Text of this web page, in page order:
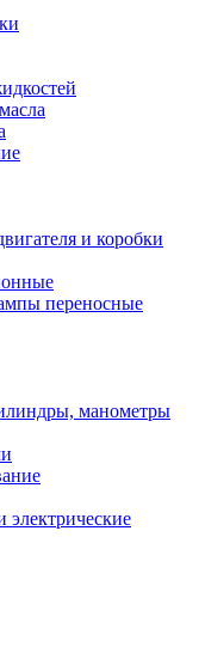
и коробки
переносные
манометры